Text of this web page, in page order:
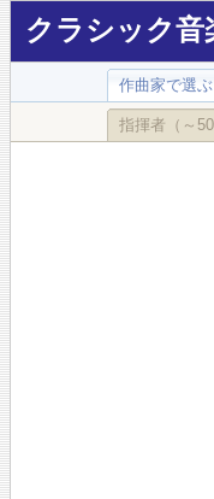
クラシック
作曲家で選ぶ
指揮者（～50